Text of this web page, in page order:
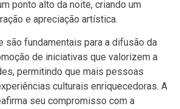
ponto alto da noite, criando um
e apreciação artística.
são fundamentais para a difusão da
de iniciativas que valorizem a
permitindo que mais pessoas
culturais enriquecedoras. A
seu compromisso com a